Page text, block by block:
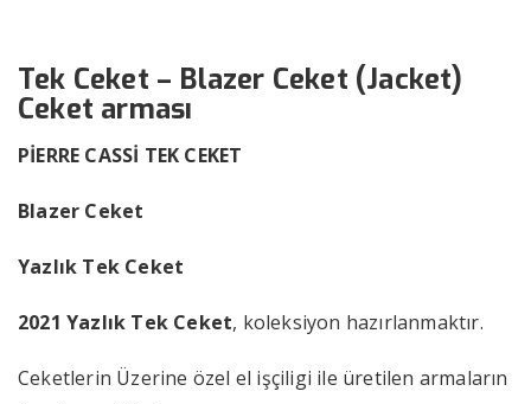
Tek Ceket – Blazer Ceket (Jacket)
Ceket arması
PİERRE CASSİ TEK CEKET
Blazer Ceket
Yazlık Tek Ceket
2021 Yazlık Tek Ceket, koleksiyon hazırlanmaktır.
Ceketlerin Üzerine özel el işçiligi ile üretilen armaların